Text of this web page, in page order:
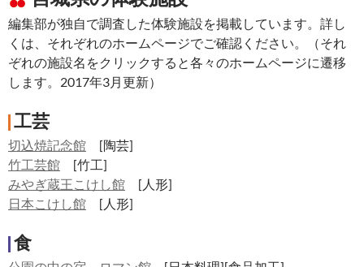
編集部が独自で調査した体験施設を掲載しています。詳し
くは、それぞれのホームページでご確認ください。（それ
ぞれの施設名をクリックすると各々のホームページに遷移
します。2017年3月更新）
工芸
切込焼記念館 [陶芸]
竹工芸館 [竹工]
みやぎ蔵王こけし館 [人形]
日本こけし館 [人形]
食